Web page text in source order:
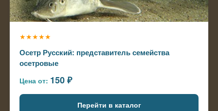
★★★★★
Осетр Русский: представитель семейства
осетровые
Цена от: 150 ₽
Перейти в каталог